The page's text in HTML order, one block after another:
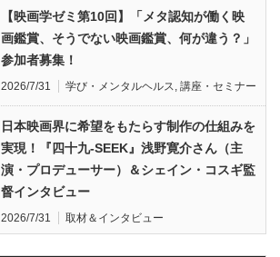
【映画学ゼミ第10回】「メタ認知が働く映
画鑑賞、そうでない映画鑑賞、何が違う？」
参加者募集！
2026/7/31 学び・メンタルヘルス 講座・セミナー
日本映画界に希望をもたらす制作の仕組みを
実現！『四十九-SEEK』浅野寛介さん（主
演・プロデューサー）＆シェイン・コスギ監
督インタビュー
2026/7/31 取材＆インタビュー